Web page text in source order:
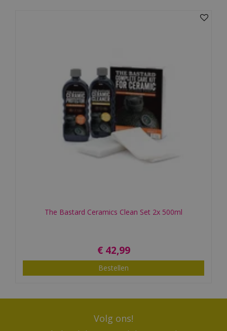
The Bastard Ceramics Clean Set 2x 500ml
€ 42,99
Bestellen
Volg ons!